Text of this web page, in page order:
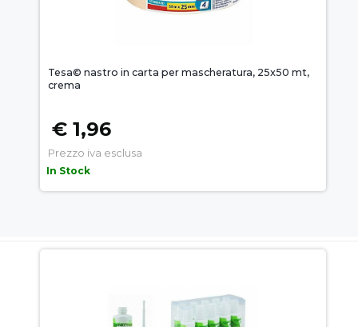
Tesa© nastro in carta per mascheratura, 25x50 mt,
crema
€ 1,96
Prezzo iva esclusa
In Stock
SUCCESSO